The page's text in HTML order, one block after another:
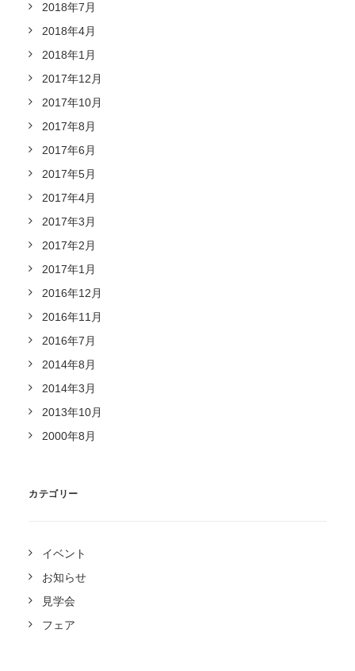
2018年7月
2018年4月
2018年1月
2017年12月
2017年10月
2017年8月
2017年6月
2017年5月
2017年4月
2017年3月
2017年2月
2017年1月
2016年12月
2016年11月
2016年7月
2014年8月
2014年3月
2013年10月
2000年8月
カテゴリー
イベント
お知らせ
見学会
フェア